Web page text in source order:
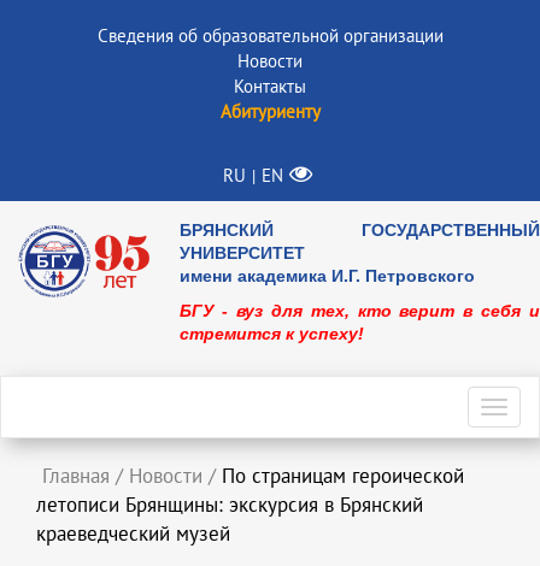
Сведения об образовательной организации
Новости
Контакты
Абитуриенту
RU | EN
БРЯНСКИЙ ГОСУДАРСТВЕННЫЙ
УНИВЕРСИТЕТ
имени академика И.Г. Петровского
БГУ - вуз для тех, кто верит в себя и
стремится к успеху!
Главная / Новости / По страницам героической
летописи Брянщины: экскурсия в Брянский
краеведческий музей